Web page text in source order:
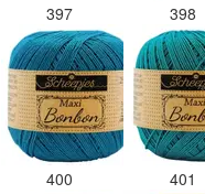
397 398
400 401